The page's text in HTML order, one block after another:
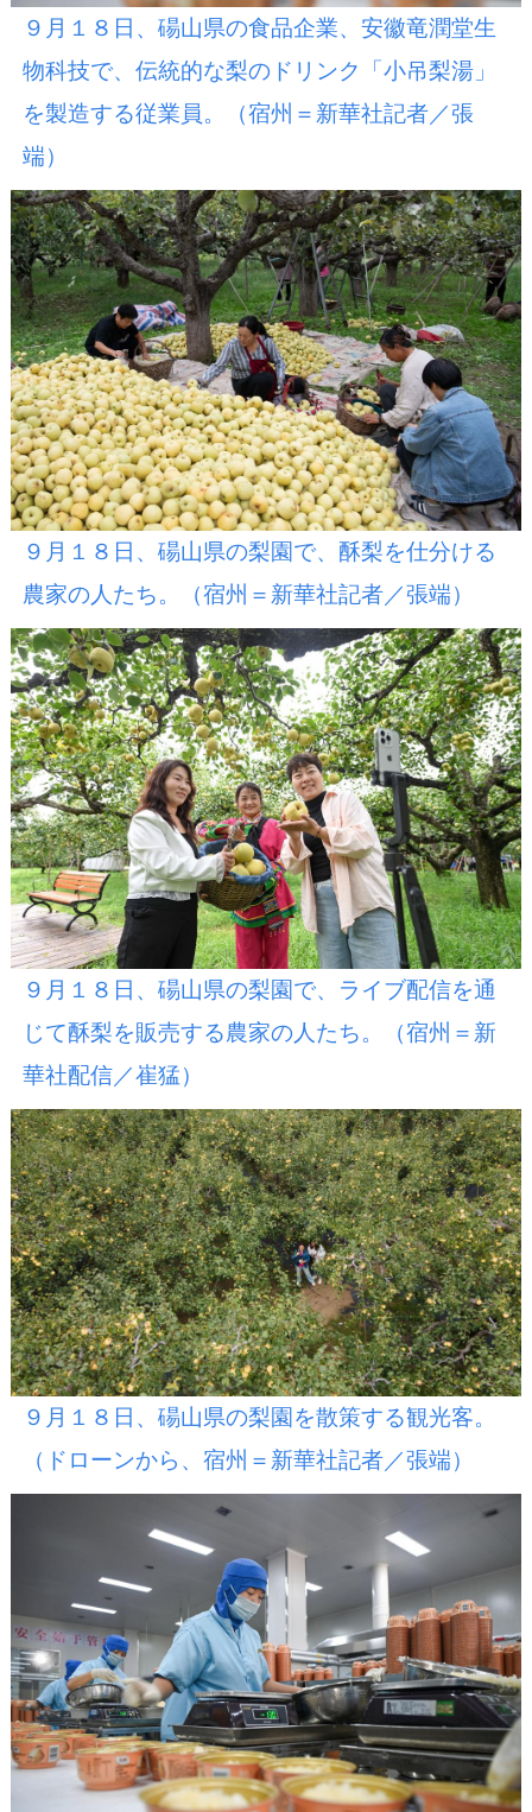
９月１８日、碭山県の食品企業、安徽竜潤堂生
物科技で、伝統的な梨のドリンク「小吊梨湯」
を製造する従業員。（宿州＝新華社記者／張
端）
９月１８日、碭山県の梨園で、酥梨を仕分ける
農家の人たち。（宿州＝新華社記者／張端）
９月１８日、碭山県の梨園で、ライブ配信を通
じて酥梨を販売する農家の人たち。（宿州＝新
華社配信／崔猛）
９月１８日、碭山県の梨園を散策する観光客。
（ドローンから、宿州＝新華社記者／張端）